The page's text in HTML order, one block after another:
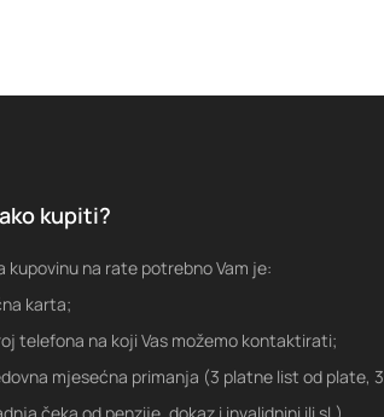
kupiti?
kupovinu na rate potrebno Vam je:
karta;
telefona na koji Vas možemo kontaktirati;
mjesećna primanja (3 platne list od plate, 3